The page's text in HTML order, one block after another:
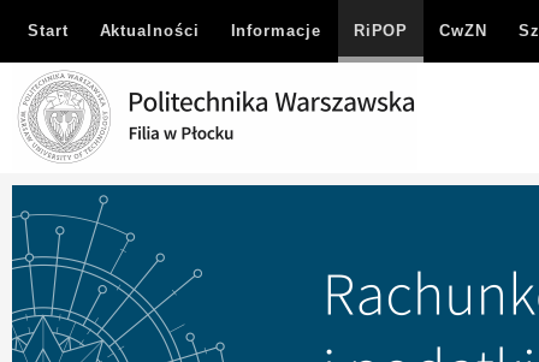
Start Aktualności Informacje RiPOP CwZN